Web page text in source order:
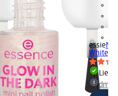
essie
White,
dm